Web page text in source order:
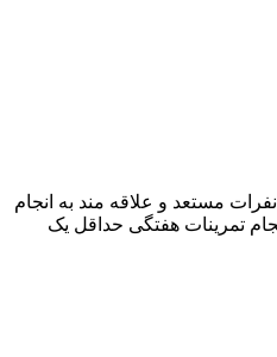
1- شناسائی نفرات مستعد و علاقه مند به انجام
های غارنوردی . بند 2- انجام تمرینات هفتگی حداقل یک